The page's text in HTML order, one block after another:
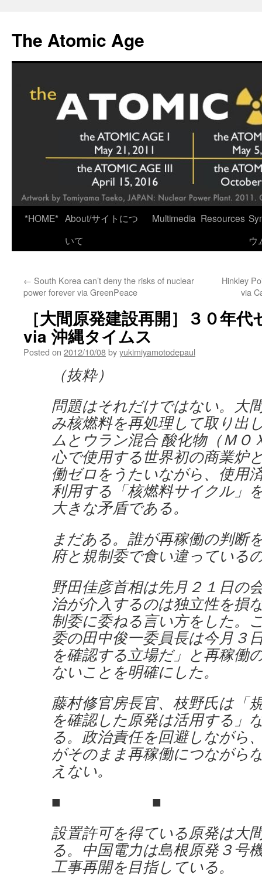
content
The Atomic Age
*HOME* About/サイトにつ
いて
Multimedia Resources
ウ
← South Korea can’t deny the risks of nuclear
power forever via GreenPeace
Hinkley
via
［大間原発建設再開］３０年
via 沖縄タイムス
Posted on 2012/10/08byyukimiyamotodepaul
（抜粋）
問題はそれだけではない。大
み核燃料を再処理して取り出
ムとウラン混合 酸化物（ＭＯ
心で使用する世界初の商業炉
働ゼロをうたいながら、使用
利用する「核燃料サイクル」
大きな矛盾である。
まだある。誰が再稼働の判断
府と規制委で食い違っている
野田佳彦首相は先月２１日の
治が介入するのは独立性を損
制委に委ねる言い方をした。
委の田中俊一委員長は今月３
を確認する立場だ」と再稼働
ないことを明確にした。
藤村修官房長官、枝野氏は「
を確認した原発は活用する」
る。政治責任を回避しながら
がそのまま再稼働につながら
えない。
■ ■
設置許可を得ている原発は大
る。中国電力は島根原発３号
工事再開を目指している。